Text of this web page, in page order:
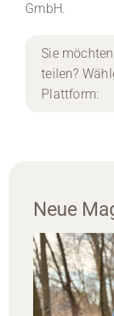
GmbH.
Sie
teilen?
Plattform:
Neue